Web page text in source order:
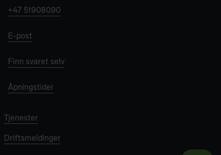
+47 51908090
E-post
Finn svaret selv
Åpningstider
Tjenester
Driftsmeldinger